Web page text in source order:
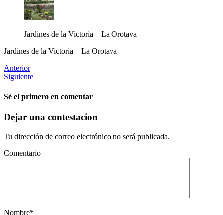
Jardines de la Victoria – La Orotava
Jardines de la Victoria – La Orotava
Anterior
Siguiente
Sé el primero en comentar
Dejar una contestacion
Tu dirección de correo electrónico no será publicada.
Comentario
Nombre*